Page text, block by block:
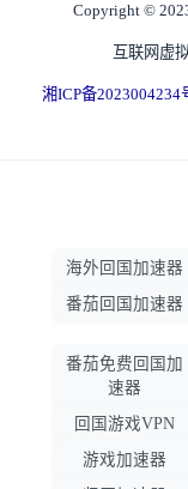
Copyright ©
互联网虚
湘ICP备2023004234
海外回国加速器
番茄回国加速器
番茄免费回国加
速器
回国游戏VPN
游戏加速器